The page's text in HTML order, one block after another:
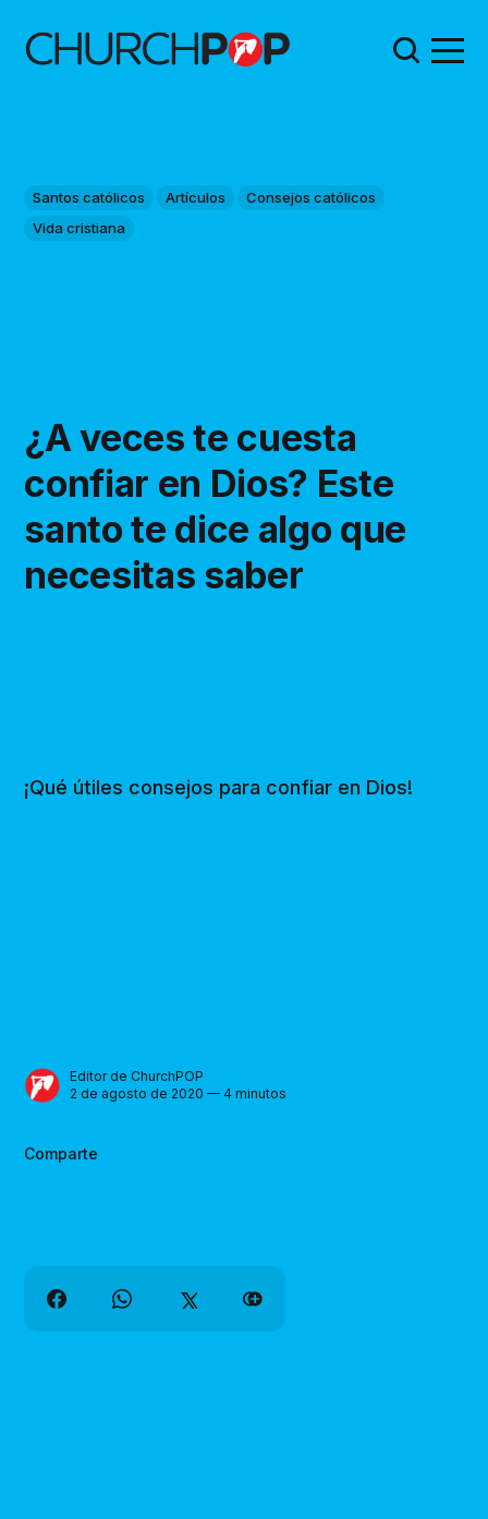
Santos católicos Artículos
Consejos católicos
Vida cristiana
¿A veces te cuesta
confiar en Dios? Este
santo te dice algo que
necesitas saber
¡Qué útiles consejos para confiar en Dios!
Editor de ChurchPOP
2 de agosto de 2020 — 4 minutos
Comparte